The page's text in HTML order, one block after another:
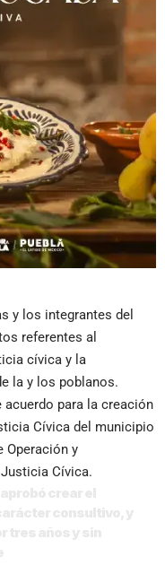
y los integrantes del
referentes al
cívica y la
la y los poblanos.
acuerdo para la creación
Cívica del municipio
Operación y
Cívica.